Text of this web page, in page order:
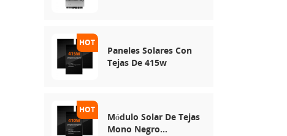
Paneles Solares Con
Tejas De 415w
Módulo Solar De Tejas
Mono Negro